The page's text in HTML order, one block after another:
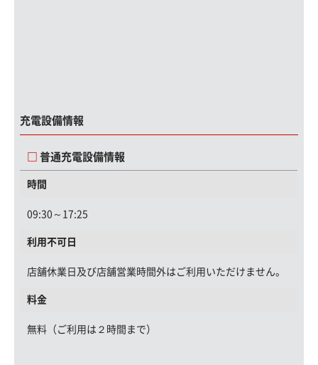
充電設備情報
普通充電設備情報
時間
09:30～17:25
利用不可日
店舗休業日及び店舗営業時間外はご利用いただけません。
料金
無料（ご利用は２時間まで）